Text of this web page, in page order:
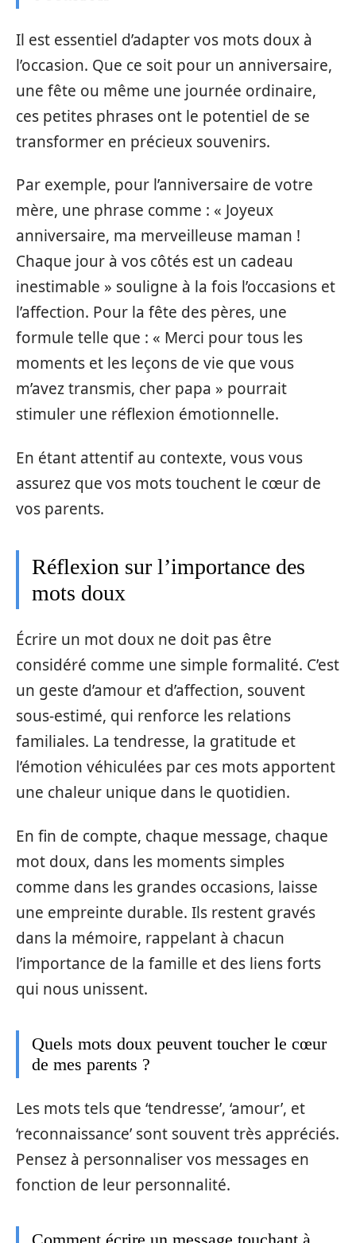
Il est essentiel d’adapter vos mots doux à
l’occasion. Que ce soit pour un anniversaire,
une fête ou même une journée ordinaire,
ces petites phrases ont le potentiel de se
transformer en précieux souvenirs.
Par exemple, pour l’anniversaire de votre
mère, une phrase comme : « Joyeux
anniversaire, ma merveilleuse maman !
Chaque jour à vos côtés est un cadeau
inestimable » souligne à la fois l’occasions et
l’affection. Pour la fête des pères, une
formule telle que : « Merci pour tous les
moments et les leçons de vie que vous
m’avez transmis, cher papa » pourrait
stimuler une réflexion émotionnelle.
En étant attentif au contexte, vous vous
assurez que vos mots touchent le cœur de
vos parents.
Réflexion sur l’importance des
mots doux
Écrire un mot doux ne doit pas être
considéré comme une simple formalité. C’est
un geste d’amour et d’affection, souvent
sous-estimé, qui renforce les relations
familiales. La tendresse, la gratitude et
l’émotion véhiculées par ces mots apportent
une chaleur unique dans le quotidien.
En fin de compte, chaque message, chaque
mot doux, dans les moments simples
comme dans les grandes occasions, laisse
une empreinte durable. Ils restent gravés
dans la mémoire, rappelant à chacun
l’importance de la famille et des liens forts
qui nous unissent.
Quels mots doux peuvent toucher le cœur
de mes parents ?
Les mots tels que ‘tendresse’, ‘amour’, et
‘reconnaissance’ sont souvent très appréciés.
Pensez à personnaliser vos messages en
fonction de leur personnalité.